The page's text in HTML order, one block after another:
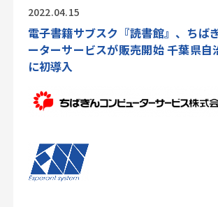
2022.04.15
電子書籍サブスク『読書館』、ちば
ーターサービスが販売開始 千葉県自
に初導入